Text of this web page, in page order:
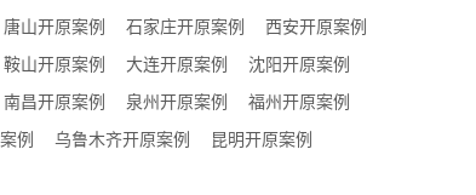
唐山开原案例 石家庄开原案例
西安开原案例
鞍山开原案例 大连开原案例
沈阳开原案例
南昌开原案例 泉州开原案例
福州开原案例
例 乌鲁木齐开原案例
昆明开原案例